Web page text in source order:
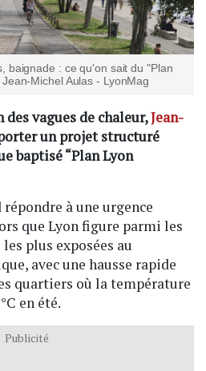
baignade : ce qu'on sait du "Plan
Michel Aulas - LyonMag
vagues de chaleur,Jean-
un projet structuré
baptisé “Plan Lyon
à une urgence
que Lyon figure parmi les
plus exposées au
avec une hausse rapide
quartiers où la température
en été.
Publicité